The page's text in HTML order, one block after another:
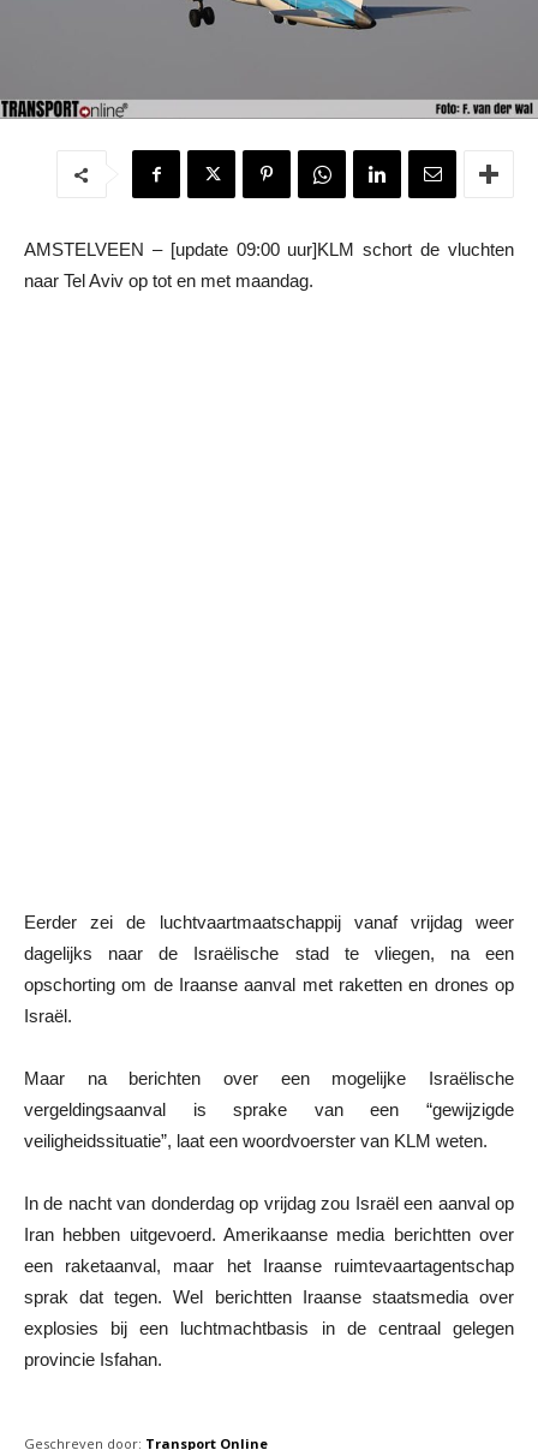
AMSTELVEEN – [update 09:00 uur]KLM schort de vluchten
naar Tel Aviv op tot en met maandag.
Eerder zei de luchtvaartmaatschappij vanaf vrijdag weer
dagelijks naar de Israëlische stad te vliegen, na een
opschorting om de Iraanse aanval met raketten en drones op
Israël.
Maar na berichten over een mogelijke Israëlische
vergeldingsaanval is sprake van een “gewijzigde
veiligheidssituatie”, laat een woordvoerster van KLM weten.
In de nacht van donderdag op vrijdag zou Israël een aanval op
Iran hebben uitgevoerd. Amerikaanse media berichtten over
een raketaanval, maar het Iraanse ruimtevaartagentschap
sprak dat tegen. Wel berichtten Iraanse staatsmedia over
explosies bij een luchtmachtbasis in de centraal gelegen
provincie Isfahan.
Geschreven door: Transport Online